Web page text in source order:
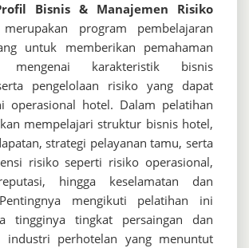
Bisnis & Manajemen Risiko
merupakan program pembelajaran
untuk memberikan pemahaman
mengenai karakteristik bisnis
pengelolaan risiko yang dapat
operasional hotel. Dalam pelatihan
mempelajari struktur bisnis hotel,
strategi pelayanan tamu, serta
risiko seperti risiko operasional,
hingga keselamatan dan
mengikuti pelatihan ini
tingginya tingkat persaingan dan
industri perhotelan yang menuntut